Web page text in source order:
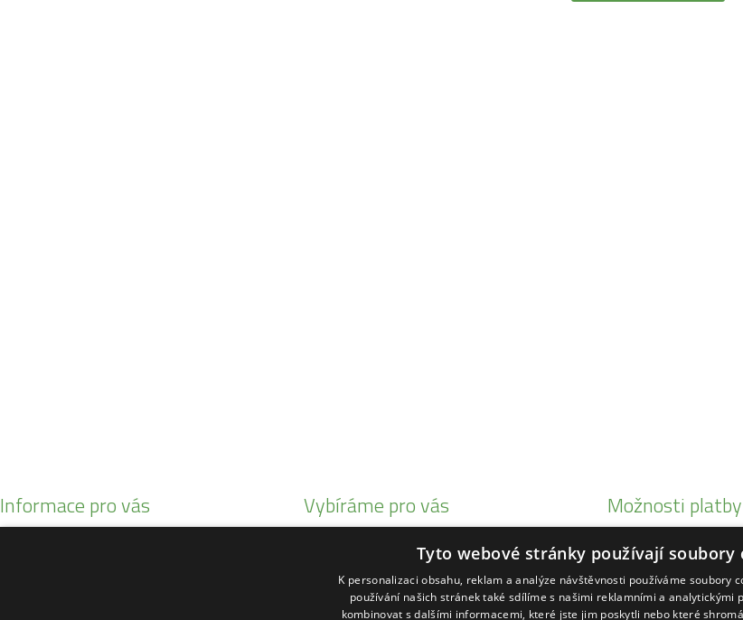
Informace pro vás Vybíráme pro vás
Malotratory Vari Honda
Kuchyňské potřeby Status
Sekačky robotické
Možnosti platby
Tyto webové stránky používají soubory
K personalizaci obsahu, reklam a analýze návštěvnosti používáme soubory
používání našich stránek také sdílíme s našimi reklamními a analytickými
kombinovat s dalšími informacemi, které jste jim poskytli nebo které